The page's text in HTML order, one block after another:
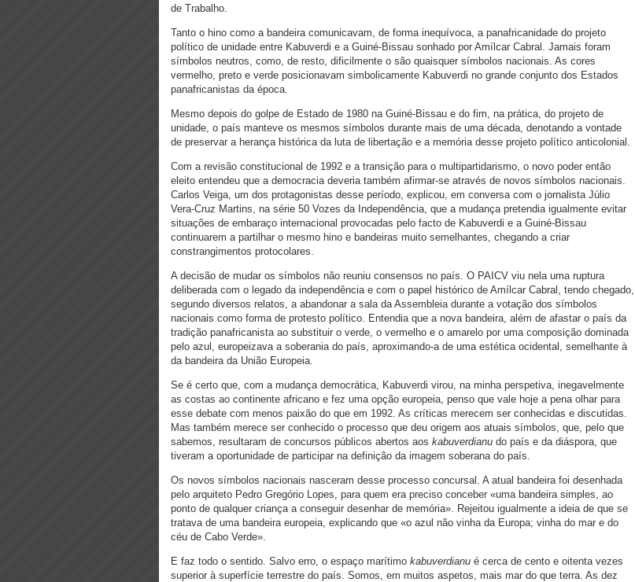
de Trabalho.
Tanto o hino como a bandeira comunicavam, de forma inequívoca, a panafricanidade do projeto
político de unidade entre Kabuverdi e a Guiné-Bissau sonhado por Amílcar Cabral. Jamais foram
símbolos neutros, como, de resto, dificilmente o são quaisquer símbolos nacionais. As cores
vermelho, preto e verde posicionavam simbolicamente Kabuverdi no grande conjunto dos Estados
panafricanistas da época.
Mesmo depois do golpe de Estado de 1980 na Guiné-Bissau e do fim, na prática, do projeto de
unidade, o país manteve os mesmos símbolos durante mais de uma década, denotando a vontade
de preservar a herança histórica da luta de libertação e a memória desse projeto político anticolonial.
Com a revisão constitucional de 1992 e a transição para o multipartidarismo, o novo poder então
eleito entendeu que a democracia deveria também afirmar-se através de novos símbolos nacionais.
Carlos Veiga, um dos protagonistas desse período, explicou, em conversa com o jornalista Júlio
Vera-Cruz Martins, na série 50 Vozes da Independência, que a mudança pretendia igualmente evitar
situações de embaraço internacional provocadas pelo facto de Kabuverdi e a Guiné-Bissau
continuarem a partilhar o mesmo hino e bandeiras muito semelhantes, chegando a criar
constrangimentos protocolares.
A decisão de mudar os símbolos não reuniu consensos no país. O PAICV viu nela uma ruptura
deliberada com o legado da independência e com o papel histórico de Amílcar Cabral, tendo chegado,
segundo diversos relatos, a abandonar a sala da Assembleia durante a votação dos símbolos
nacionais como forma de protesto político. Entendia que a nova bandeira, além de afastar o país da
tradição panafricanista ao substituir o verde, o vermelho e o amarelo por uma composição dominada
pelo azul, europeizava a soberania do país, aproximando-a de uma estética ocidental, semelhante à
da bandeira da União Europeia.
Se é certo que, com a mudança democrática, Kabuverdi virou, na minha perspetiva, inegavelmente
as costas ao continente africano e fez uma opção europeia, penso que vale hoje a pena olhar para
esse debate com menos paixão do que em 1992. As críticas merecem ser conhecidas e discutidas.
Mas também merece ser conhecido o processo que deu origem aos atuais símbolos, que, pelo que
sabemos, resultaram de concursos públicos abertos aos kabuverdianu do país e da diáspora, que
tiveram a oportunidade de participar na definição da imagem soberana do país.
Os novos símbolos nacionais nasceram desse processo concursal. A atual bandeira foi desenhada
pelo arquiteto Pedro Gregório Lopes, para quem era preciso conceber «uma bandeira simples, ao
ponto de qualquer criança a conseguir desenhar de memória». Rejeitou igualmente a ideia de que se
tratava de uma bandeira europeia, explicando que «o azul não vinha da Europa; vinha do mar e do
céu de Cabo Verde».
E faz todo o sentido. Salvo erro, o espaço marítimo kabuverdianu é cerca de cento e oitenta vezes
superior à superfície terrestre do país. Somos, em muitos aspetos, mais mar do que terra. As dez